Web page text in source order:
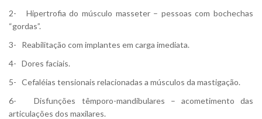
2- Hipertrofia do músculo masseter – pessoas com bochechas
“gordas”.
3- Reabilitação com implantes em carga imediata.
4- Dores faciais.
5- Cefaléias tensionais relacionadas a músculos da mastigação.
6- Disfunções têmporo-mandibulares – acometimento das
articulações dos maxilares.